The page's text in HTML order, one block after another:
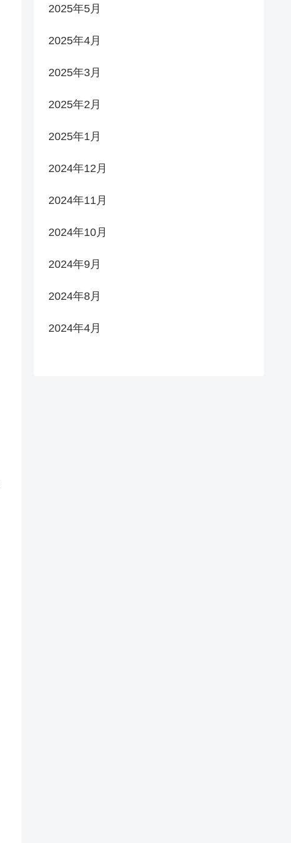
2025年5月
2025年4月
2025年3月
2025年2月
2025年1月
2024年12月
2024年11月
2024年10月
2024年9月
2024年8月
2024年4月